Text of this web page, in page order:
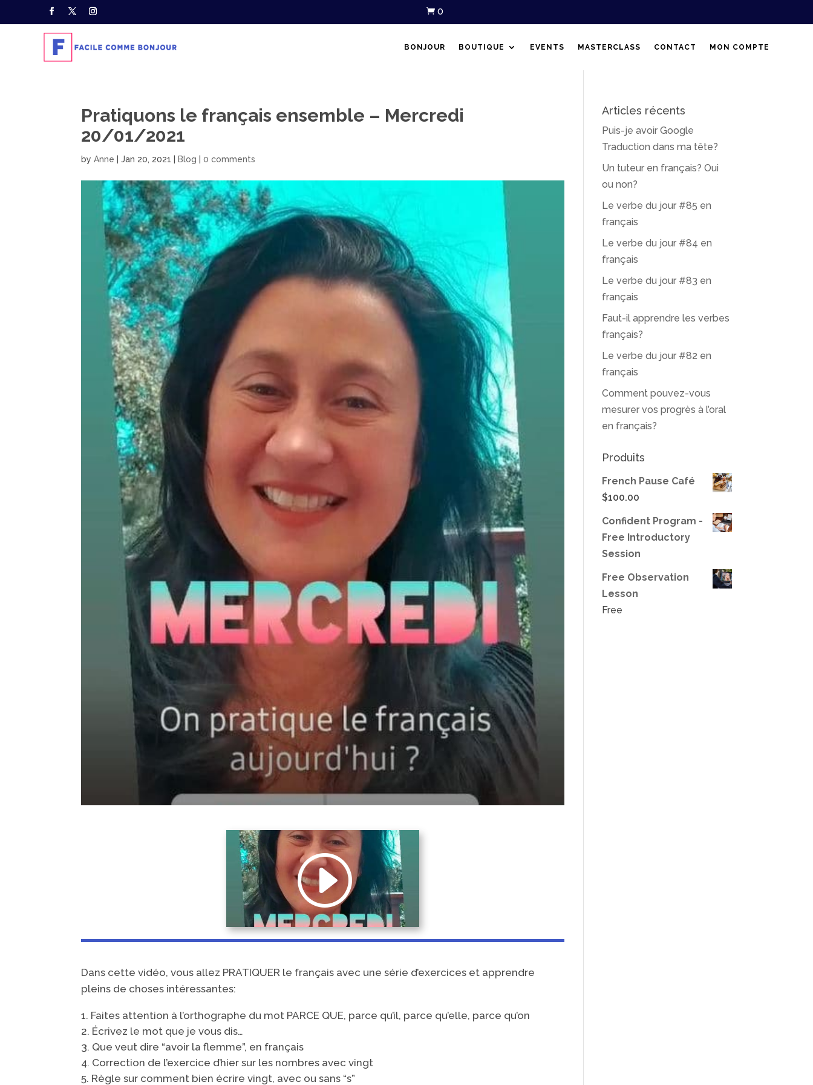
 0
BONJOUR BOUTIQUE EVENTS MASTERCLASS CONTACT MON COMPTE
Pratiquons le français ensemble – Mercredi
20/01/2021
byAnne |Jan 20, 2021 Blog |0 comments
Dans cette vidéo, vous allez PRATIQUER le français avec une série d’exercices et apprendre
pleins de choses intéressantes:
Faites attention à l’orthographe du mot PARCE QUE, parce qu’il, parce qu’elle, parce qu’on
Écrivez le mot que je vous dis…
Que veut dire “avoir la flemme”, en français
Correction de l’exercice d’hier sur les nombres avec vingt
Règle sur comment bien écrire vingt, avec ou sans “s”
Articles récents
Puis-je avoir Google
Traduction dans ma tête?
Un tuteur en français? Oui
ou non?
Le verbe du jour #85 en
français
Le verbe du jour #84 en
français
Le verbe du jour #83 en
français
Faut-il apprendre les verbes
français?
Le verbe du jour #82 en
français
Comment pouvez-vous
mesurer vos progrès à l’oral
en français?
Produits
French Pause Café
$100.00
Confident Program -
Free Introductory
Session
Free Observation
Lesson
Free